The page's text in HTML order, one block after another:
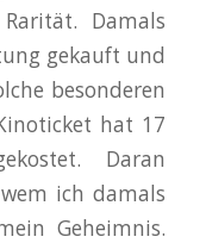
Damals
gekauft und
besonderen
hat 17
Daran
ich damals
Geheimnis.